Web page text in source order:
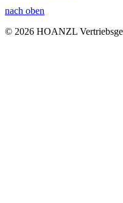
nach oben
© 2026 HOANZL